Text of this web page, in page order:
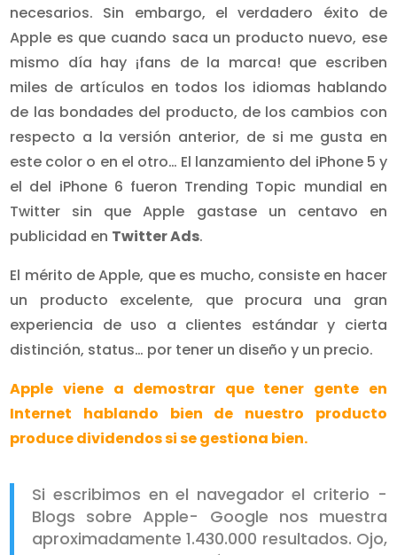
necesarios. Sin embargo, el verdadero éxito de
Apple es que cuando saca un producto nuevo, ese
mismo día hay ¡fans de la marca! que escriben
miles de artículos en todos los idiomas hablando
de las bondades del producto, de los cambios con
respecto a la versión anterior, de si me gusta en
este color o en el otro… El lanzamiento del iPhone 5 y
el del iPhone 6 fueron Trending Topic mundial en
Twitter sin que Apple gastase un centavo en
publicidad en Twitter Ads.
El mérito de Apple, que es mucho, consiste en hacer
un producto excelente, que procura una gran
experiencia de uso a clientes estándar y cierta
distinción, status… por tener un diseño y un precio.
Apple viene a demostrar que tener gente en
Internet hablando bien de nuestro producto
produce dividendos si se gestiona bien.
Si escribimos en el navegador el criterio -
Blogs sobre Apple- Google nos muestra
aproximadamente 1.430.000 resultados. Ojo,